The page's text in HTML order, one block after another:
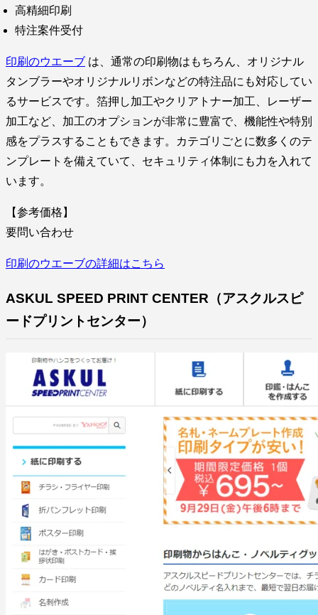
高精細印刷
特注案件受付
印刷のウエーブ は、通常の印刷物はもちろん、オリジナル
タンブラーやオリジナルリボンなどの特注品にも対応してい
るサービスです。箔押し加工やクリアトナー加工、レーザー
加工など、加工のオプションが非常に豊富で、機能性や特別
感をプラスすることもできます。カテゴリごとに数多くのテ
ンプレートを備えていて、セキュリティ体制にも力を入れて
います。
【参考価格】
要問い合わせ
印刷のウエーブの詳細はこちら
ASKUL SPEED PRINT CENTER（アスクルスピ
ードプリントセンター）